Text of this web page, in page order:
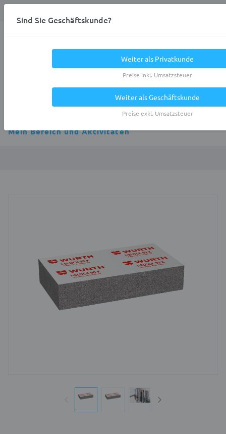
Mein Bereich und Aktivitäten
Sind Sie Geschäftskunde?
Weiter als Privatkunde
Preise inkl. Umsatzsteuer
Weiter als Geschäftskunde
Preise exkl. Umsatzsteuer